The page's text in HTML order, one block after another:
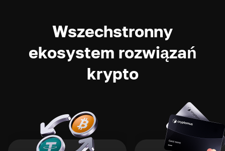
Wszechstronny
ekosystem rozwiązań
krypto